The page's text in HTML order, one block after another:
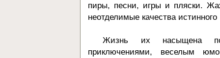
пиры, песни, игры и пляски.
неотделимые качества
Жизнь их насыщена
приключениями, веселым